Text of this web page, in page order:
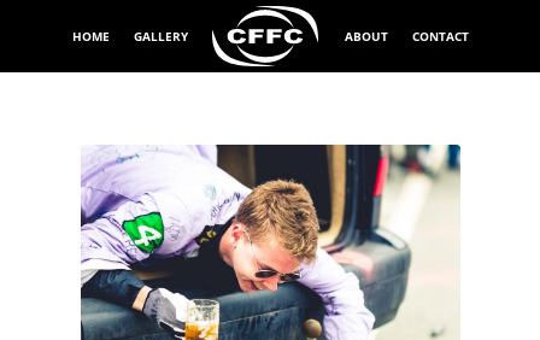
HOME GALLERY ABOUT CONTACT
Exponeringstid
1/640 sek
Bländare